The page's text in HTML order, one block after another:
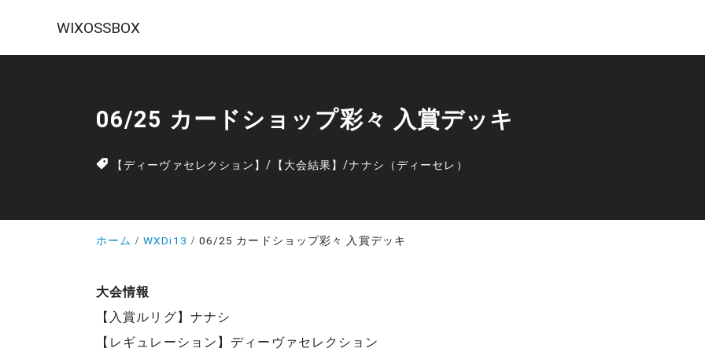
WIXOSSBOX
06/25 カードショップ彩々 入賞デッキ
【ディーヴァセレクション】/ 【大会結果】/ナナシ（ディーセレ）
ホーム WXDi13 06/25 カードショップ彩々 入賞デッキ
大会情報
【入賞ルリグ】ナナシ
【レギュレーション】ディーヴァセレクション